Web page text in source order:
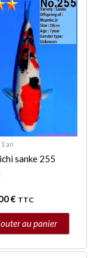
an
sanke 255
€ TTC
au panier